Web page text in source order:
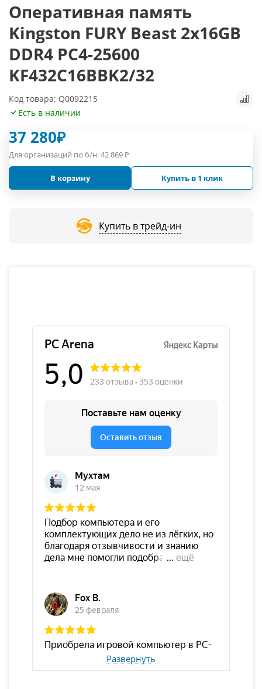
Оперативная память
Kingston FURY Beast 2x16GB
DDR4 PC4-25600
KF432C16BBK2/32
Код товара: Q0092215
Есть в наличии
37 280₽
Для организаций по б/н:42 869₽
В корзину Купить в 1 клик
Купить в трейд-ин
Развернуть